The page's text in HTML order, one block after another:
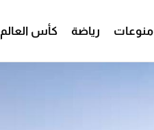
منوعات رياضة كأس العالم